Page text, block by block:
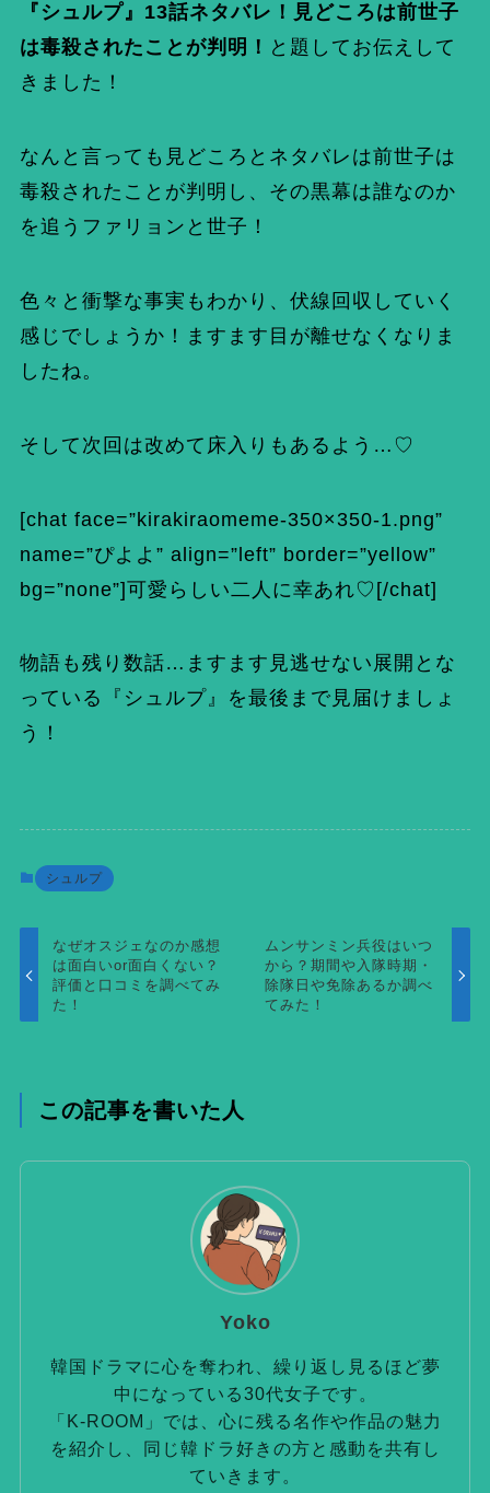
『シュルプ』13話ネタバレ！見どころは前世子
は毒殺されたことが判明！ と題してお伝えして
きました！
なんと言っても見どころとネタバレは前世子は
毒殺されたことが判明し、その黒幕は誰なのか
を追うファリョンと世子！
色々と衝撃な事実もわかり、伏線回収していく
感じでしょうか！ますます目が離せなくなりま
したね。
そして次回は改めて床入りもあるよう…♡
[chat face=”kirakiraomeme-350×350-1.png”
name=”ぴよよ” align=”left” border=”yellow”
bg=”none”]可愛らしい二人に幸あれ♡[/chat]
物語も残り数話…ますます見逃せない展開とな
っている『シュルプ』を最後まで見届けましょ
う！
シュルプ
なぜオスジェなのか感想
は面白いor面白くない？
評価と口コミを調べてみ
た！
ムンサンミン兵役はいつ
から？期間や入隊時期・
除隊日や免除あるか調べ
てみた！
この記事を書いた人
Yoko
韓国ドラマに心を奪われ、繰り返し見るほど夢
中になっている30代女子です。
「K-ROOM」では、心に残る名作や作品の魅力
を紹介し、同じ韓ドラ好きの方と感動を共有し
ていきます。